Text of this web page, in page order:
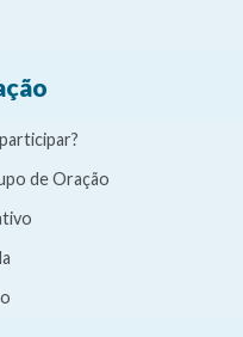
de Oração